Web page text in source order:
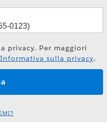
privacy. Per maggiori
Informativa sulla privacy.